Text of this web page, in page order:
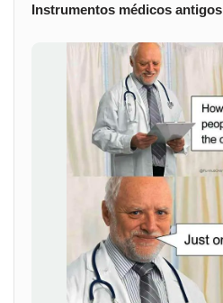
Instrumentos médicos antigos